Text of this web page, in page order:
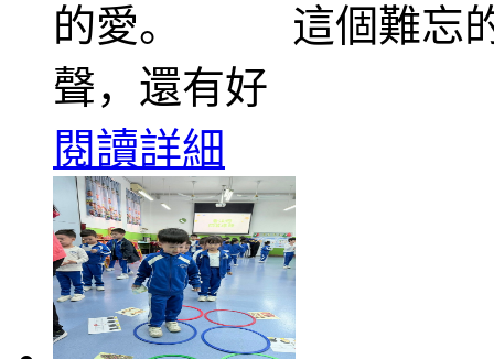
的愛。 這個難忘的
聲，還有好
閱讀詳細